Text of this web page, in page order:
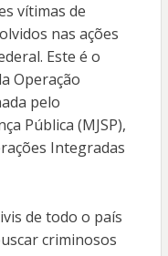
vítimas de
nas ações
Este é o
Operação
pelo
Pública (MJSP),
Integradas
de todo o país
criminosos